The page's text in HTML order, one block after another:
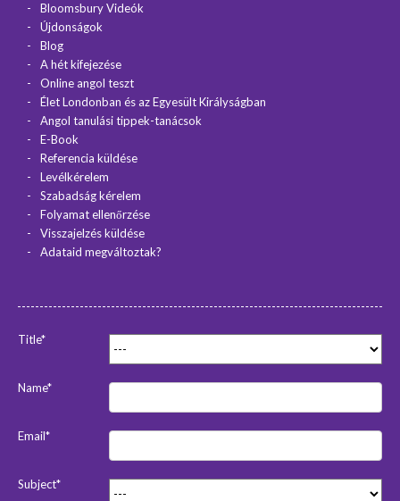
Bloomsbury Videók
Újdonságok
Blog
A hét kifejezése
Online angol teszt
Élet Londonban és az Egyesült Királyságban
Angol tanulási tippek-tanácsok
E-Book
Referencia küldése
Levélkérelem
Szabadság kérelem
Folyamat ellenőrzése
Visszajelzés küldése
Adataid megváltoztak?
Title*
Name*
Email*
Subject*